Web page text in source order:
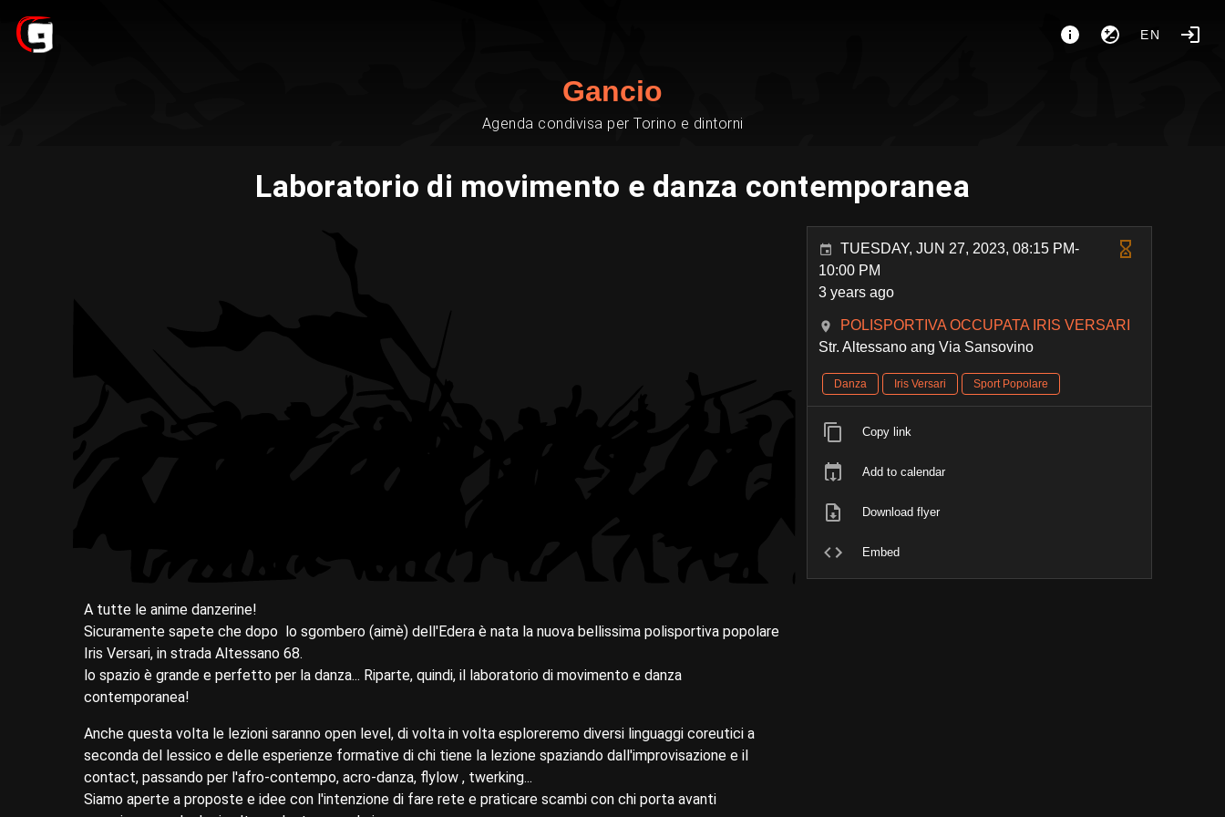
EN
Gancio
Agenda condivisa per Torino e dintorni
Laboratorio di movimento e danza contemporanea
A tutte le anime danzerine!
Sicuramente sapete che dopo lo sgombero (aimè) dell'Edera è nata la nuova bellissima polisportiva popolare
Iris Versari, in strada Altessano 68.
lo spazio è grande e perfetto per la danza... Riparte, quindi, il laboratorio di movimento e danza
contemporanea!
Anche questa volta le lezioni saranno open level, di volta in volta esploreremo diversi linguaggi coreutici a
seconda del lessico e delle esperienze formative di chi tiene la lezione spaziando dall'improvisazione e il
contact, passando per l'afro-contempo, acro-danza, flylow , twerking...
Siamo aperte a proposte e idee con l'intenzione di fare rete e praticare scambi con chi porta avanti
TUESDAY, JUN 27, 2023, 08:15 PM-
10:00 PM
3 years ago
POLISPORTIVA OCCUPATA IRIS VERSARI
Str. Altessano ang Via Sansovino
Danza Iris Versari Sport Popolare
Copy link
Add to calendar
Download flyer
Embed